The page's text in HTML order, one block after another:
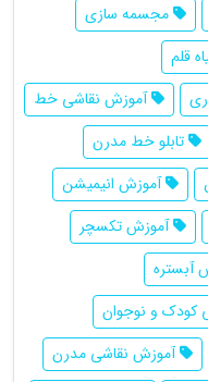
مجسمه سازی
قلم
آموزش نقاشی خط
تابلو خط مدرن
آموزش انیمیشن
آموزش تکسچر
آبستره
کودک و نوجوان
آموزش نقاشی مدرن